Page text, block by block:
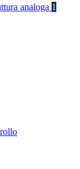
analoga 1